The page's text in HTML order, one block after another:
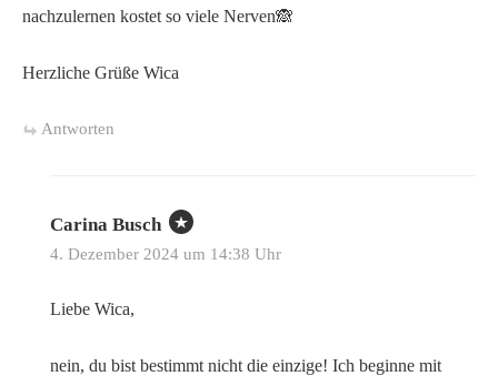
nachzulernen kostet so viele Nerven🙈
Herzliche Grüße Wica
Antworten
Carina Busch
4. Dezember 2024 um 14:38 Uhr
Liebe Wica,
nein, du bist bestimmt nicht die einzige! Ich beginne mit